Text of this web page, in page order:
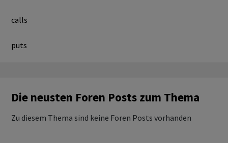
calls
puts
Die neusten Foren Posts zum Thema
Zu diesem Thema sind keine Foren Posts vorhanden